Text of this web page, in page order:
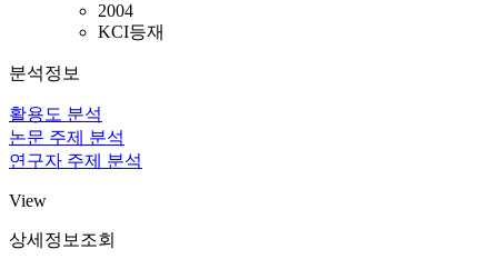
2004
KCI등재
분석정보
활용도 분석
논문 주제 분석
연구자 주제 분석
View
상세정보조회